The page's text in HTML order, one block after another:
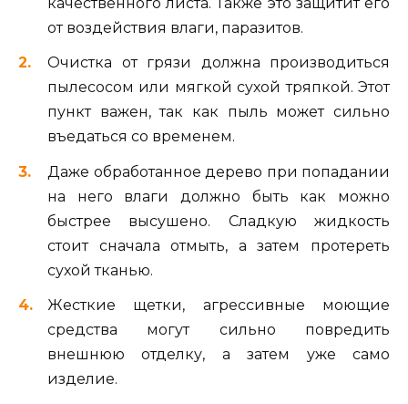
от воздействия влаги, паразитов.
Очистка от грязи должна производиться
пылесосом или мягкой сухой тряпкой. Этот
пункт важен, так как пыль может сильно
въедаться со временем.
Даже обработанное дерево при попадании
на него влаги должно быть как можно
быстрее высушено. Сладкую жидкость
стоит сначала отмыть, а затем протереть
сухой тканью.
Жесткие щетки, агрессивные моющие
средства могут сильно повредить
внешнюю отделку, а затем уже само
изделие.